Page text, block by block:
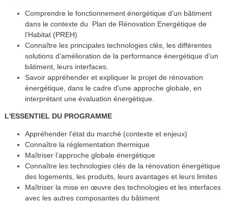
Comprendre le fonctionnement énergétique d’un bâtiment
dans le contexte du Plan de Rénovation Energétique de
l’Habitat (PREH)
Connaître les principales technologies clés, les différentes
solutions d’amélioration de la performance énergétique d’un
bâtiment, leurs interfaces.
Savoir appréhender et expliquer le projet de rénovation
énergétique, dans le cadre d'une approche globale, en
interprétant une évaluation énergétique.
L'ESSENTIEL DU PROGRAMME
Appréhender l’état du marché (contexte et enjeux)
Connaître la réglementation thermique
Maîtriser l’approche globale énergétique
Connaître les technologies clés de la rénovation énergétique
des logements, les produits, leurs avantages et leurs limites
Maîtriser la mise en œuvre des technologies et les interfaces
avec les autres composantes du bâtiment